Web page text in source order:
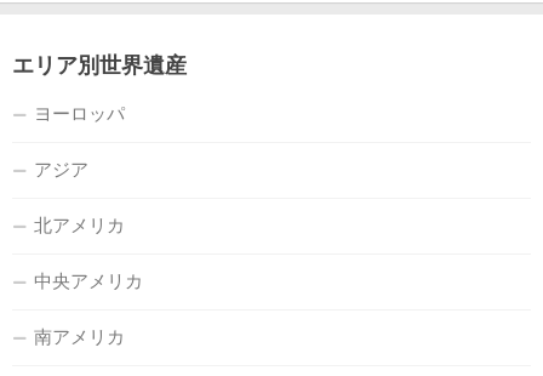
エリア別世界遺産
ヨーロッパ
アジア
北アメリカ
中央アメリカ
南アメリカ